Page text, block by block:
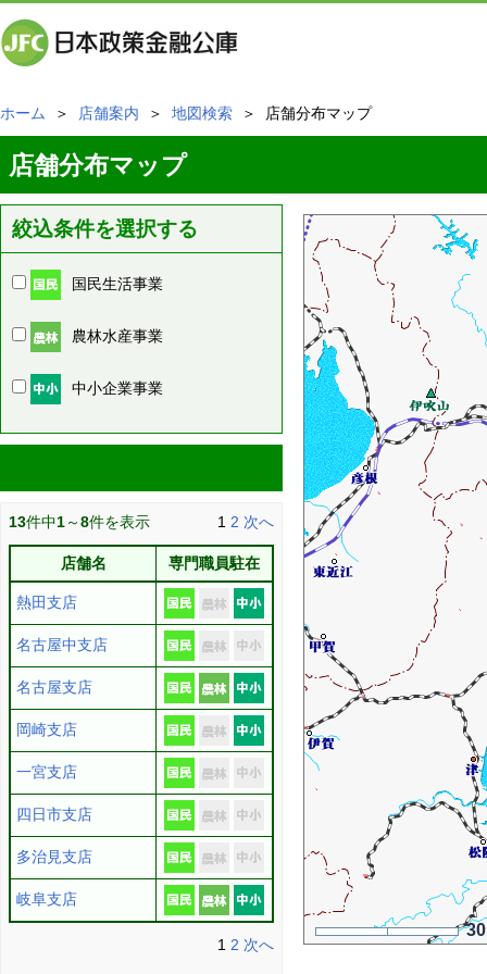
ホーム ＞ 店舗案内 ＞ 地図検索 ＞ 店舗分布マップ
店舗分布マップ
絞込条件を選択する
国民生活事業
農林水産事業
中小企業事業
13件中1～8件を表示 1 2 次へ
店舗名 専門職員駐在
熱田支店
名古屋中支店
名古屋支店
岡崎支店
一宮支店
四日市支店
多治見支店
岐阜支店
1 2 次へ